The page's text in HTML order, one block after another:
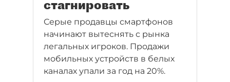
стагнировать
Серые продавцы смартфонов
начинают вытеснять с рынка
легальных игроков. Продажи
мобильных устройств в белых
каналах упали за год на 20%.